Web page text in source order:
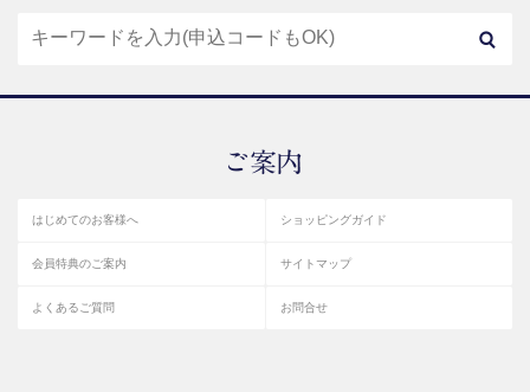
はじめてのお客様へ ショッピングガイド
会員特典のご案内 サイトマップ
よくあるご質問 お問合せ